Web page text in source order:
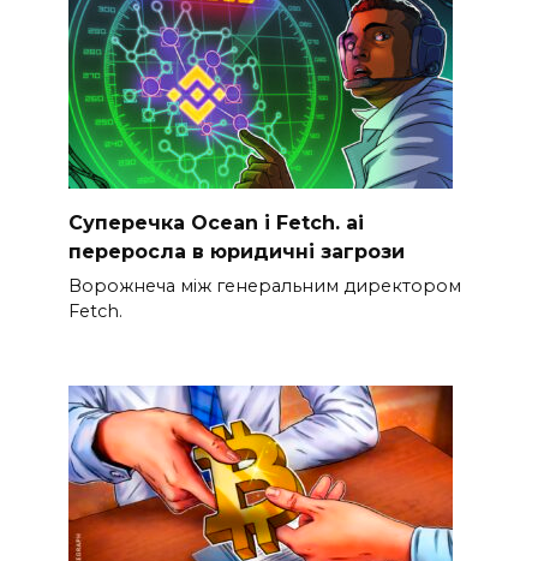
Суперечка Ocean і Fetch. ai
переросла в юридичні загрози
Ворожнеча між генеральним директором
Fetch.